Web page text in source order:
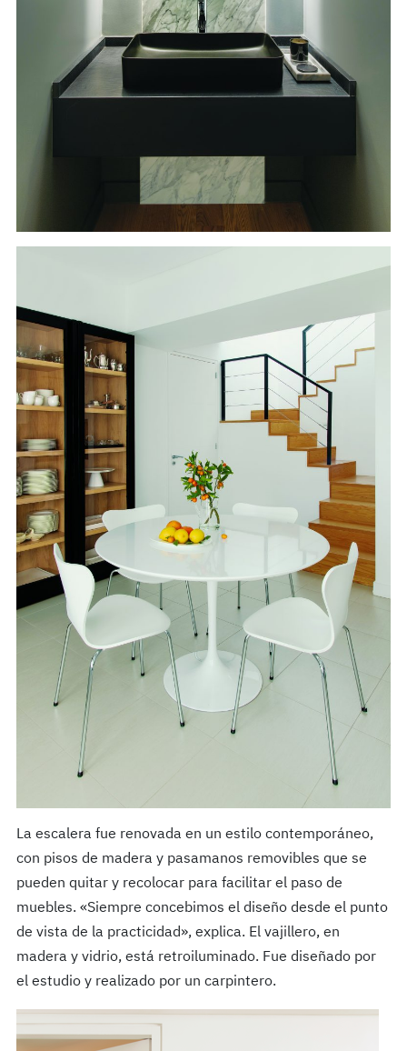
La escalera fue renovada en un estilo contemporáneo,
con pisos de madera y pasamanos removibles que se
pueden quitar y recolocar para facilitar el paso de
muebles. «Siempre concebimos el diseño desde el punto
de vista de la practicidad», explica. El vajillero, en
madera y vidrio, está retroiluminado. Fue diseñado por
el estudio y realizado por un carpintero.